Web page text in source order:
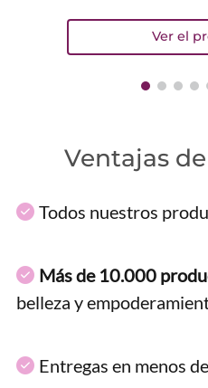
Ventajas
Todos nuestros
Más de 10.000
belleza y
Entregas en menos de